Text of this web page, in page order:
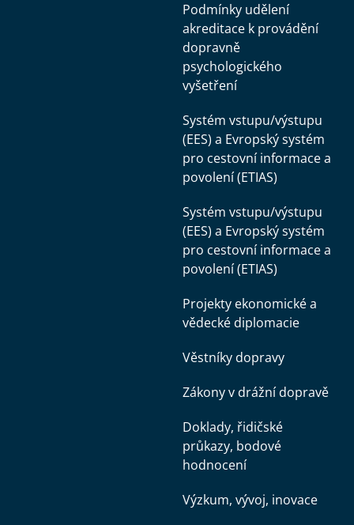
Podmínky udělení
akreditace k provádění
dopravně
psychologického
vyšetření
Systém vstupu/výstupu
(EES) a Evropský systém
pro cestovní informace a
povolení (ETIAS)
Systém vstupu/výstupu
(EES) a Evropský systém
pro cestovní informace a
povolení (ETIAS)
Projekty ekonomické a
vědecké diplomacie
Věstníky dopravy
Zákony v drážní dopravě
Doklady, řidičské
průkazy, bodové
hodnocení
Výzkum, vývoj, inovace